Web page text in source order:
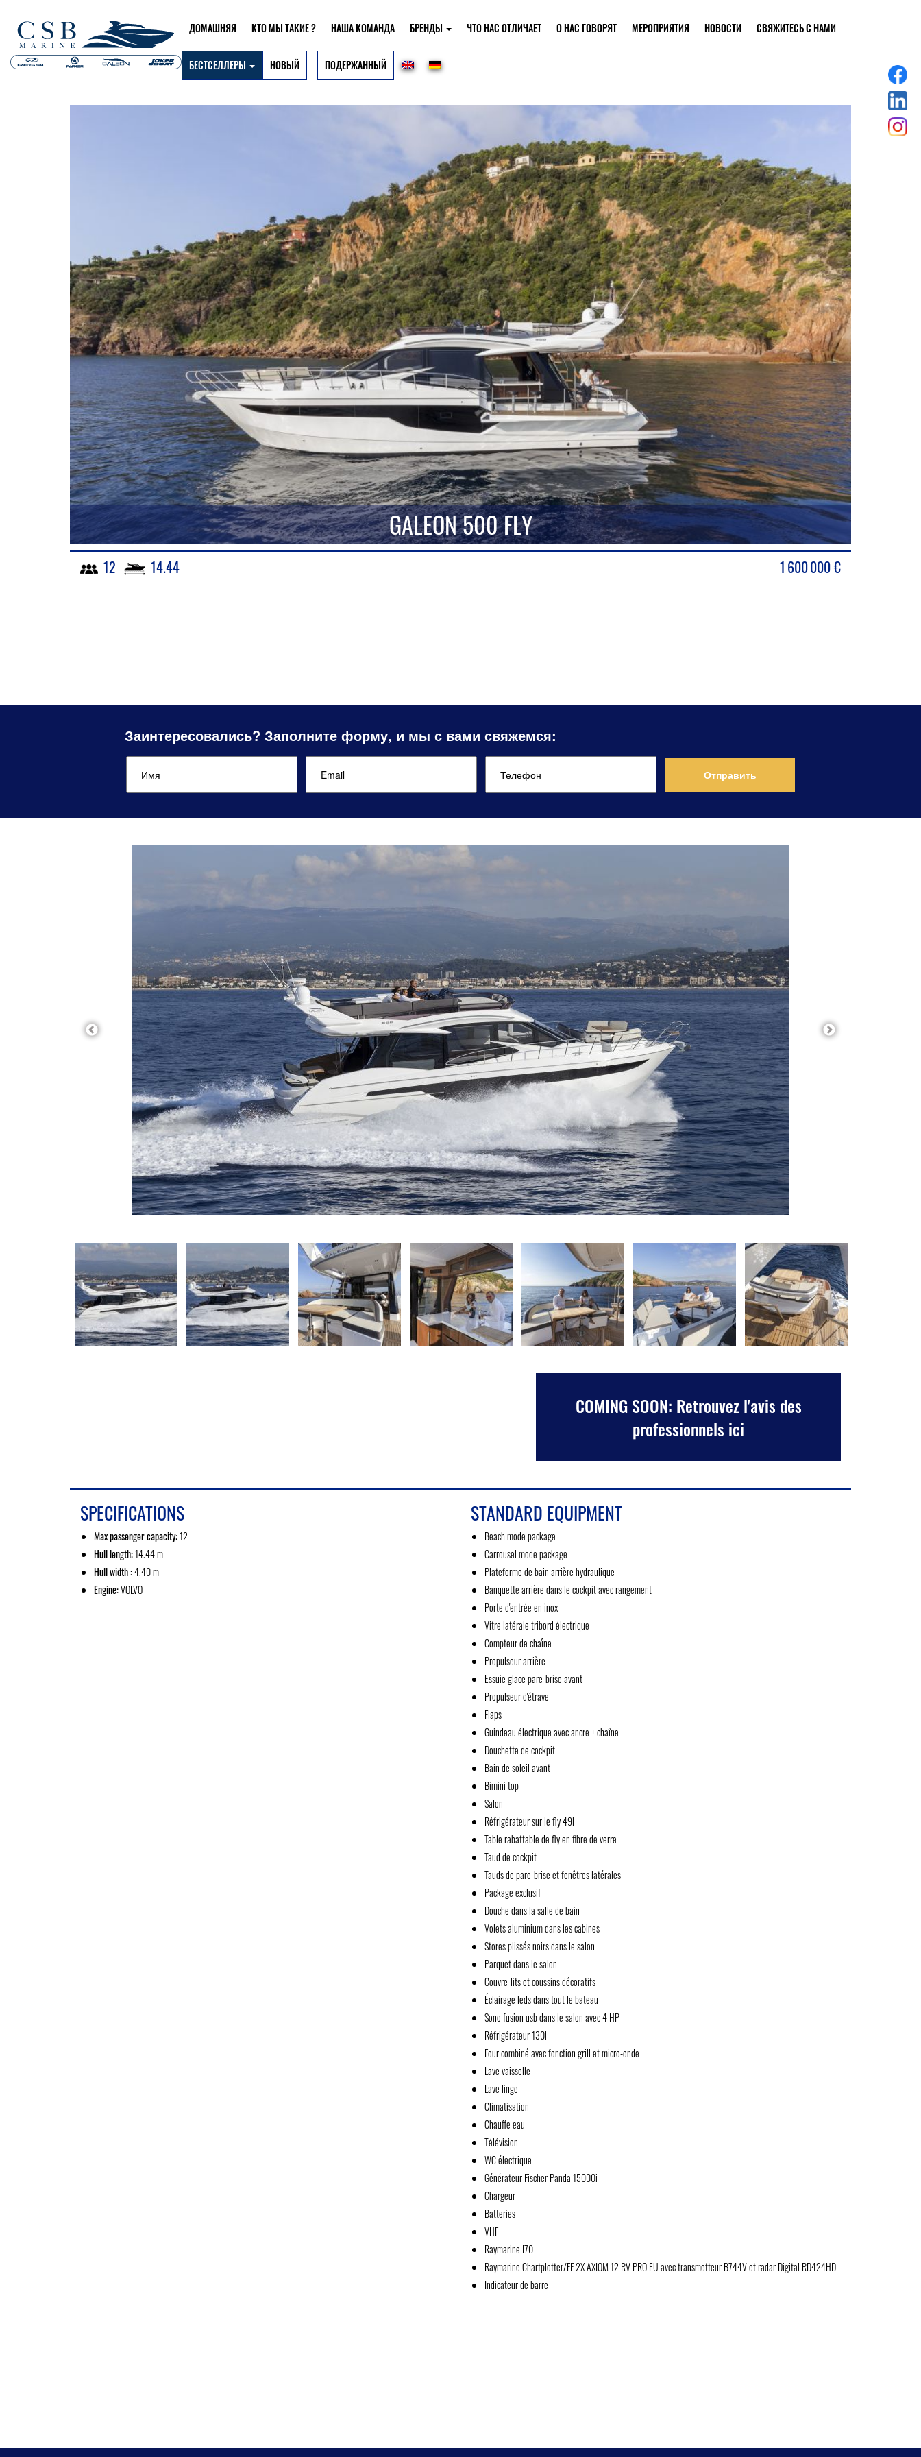
ДОМАШНЯЯ КТО МЫ ТАКИЕ ? НАША КОМАНДА БРЕНДЫ ЧТО НАС ОТЛИЧАЕТ О НАС ГОВОРЯТ МЕРОПРИЯТИЯ НОВОСТИ СВЯЖИТЕСЬ С НАМИ
БЕСТСЕЛЛЕРЫ НОВЫЙ ПОДЕРЖАННЫЙ
GALEON 500 FLY
12 14.44 1 600 000€
Заинтересовались? Заполните форму, и мы с вами свяжемся:
COMING SOON: Retrouvez l'avis des
professionnels ici
SPECIFICATIONS
Max passenger capacity:12
Hull length:14.44 m
Hull width :4.40 m
Engine:VOLVO
STANDARD EQUIPMENT
Beach mode package
Carrousel mode package
Plateforme de bain arrière hydraulique
Banquette arrière dans le cockpit avec rangement
Porte d'entrée en inox
Vitre latérale tribord électrique
Compteur de chaîne
Propulseur arrière
Essuie glace pare-brise avant
Propulseur d'étrave
Flaps
Guindeau électrique avec ancre + chaîne
Douchette de cockpit
Bain de soleil avant
Bimini top
Salon
Réfrigérateur sur le fly 49l
Table rabattable de fly en fibre de verre
Taud de cockpit
Tauds de pare-brise et fenêtres latérales
Package exclusif
Douche dans la salle de bain
Volets aluminium dans les cabines
Stores plissés noirs dans le salon
Parquet dans le salon
Couvre-lits et coussins décoratifs
Éclairage leds dans tout le bateau
Sono fusion usb dans le salon avec 4 HP
Réfrigérateur 130l
Four combiné avec fonction grill et micro-onde
Lave vaisselle
Lave linge
Climatisation
Chauffe eau
Télévision
WC électrique
Générateur Fischer Panda 15000i
Chargeur
Batteries
VHF
Raymarine I70
Raymarine Chartplotter/FF 2X AXIOM 12 RV PRO EU avec transmetteur B744V et radar Digital RD424HD
Indicateur de barre